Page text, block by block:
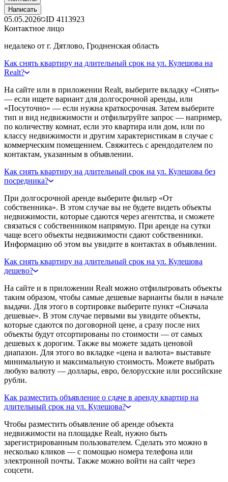
Написать
05.05.2026 ID 4113923
Контактное лицо
недалеко от г. Дятлово, Гродненская область
Как снять квартиру на длительный срок на ул. Кулешова на
Realt?
На сайте или в приложении Realt, выберите вкладку «Снять»
— если ищете вариант для долгосрочной аренды, или
«Посуточно» — если нужна краткосрочная. Затем выберите
тип и вид недвижимости и отфильтруйте запрос — например,
по количеству комнат, если это квартира или дом, или по
классу недвижимости и другим характеристикам в случае с
коммерческим помещением. Свяжитесь с арендодателем по
контактам, указанным в объявлении.
Как снять квартиру на длительный срок на ул. Кулешова без
посредника?
При долгосрочной аренде выберите фильтр «От
собственника». В этом случае вы не будете видеть объекты
недвижимости, которые сдаются через агентства, и сможете
связаться с собственником напрямую. При аренде на сутки
чаще всего объекты недвижимости сдают собственники.
Информацию об этом вы увидите в контактах в объявлении.
Как снять квартиру на длительный срок на ул. Кулешова
дешево?
На сайте и в приложении Realt можно отфильтровать объекты
таким образом, чтобы самые дешевые варианты были в начале
выдачи. Для этого в сортировке выберите пункт «Сначала
дешевые». В этом случае первыми вы увидите объекты,
которые сдаются по договорной цене, а сразу после них
объекты будут отсортированы по стоимости — от самых
дешевых к дорогим. Также вы можете задать ценовой
диапазон. Для этого во вкладке «цена и валюта» выставьте
минимальную и максимальную стоимость. Можете выбрать
любую валюту — доллары, евро, белорусские или российские
рубли.
Как разместить объявление о сдаче в аренду квартир на
длительный срок на ул. Кулешова?
Чтобы разместить объявление об аренде объекта
недвижимости на площадке Realt, нужно быть
зарегистрированным пользователем. Сделать это можно в
несколько кликов — с помощью номера телефона или
электронной почты. Также можно войти на сайт через
соцсети.